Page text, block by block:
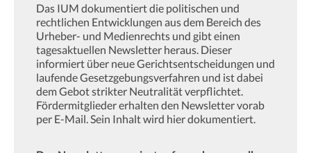
Das IUM dokumentiert die politischen und
rechtlichen Entwicklungen aus dem Bereich des
Urheber- und Medienrechts und gibt einen
tagesaktuellen Newsletter heraus. Dieser
informiert über neue Gerichtsentscheidungen und
laufende Gesetzgebungsverfahren und ist dabei
dem Gebot strikter Neutralität verpflichtet.
Fördermitglieder erhalten den Newsletter vorab
per E-Mail. Sein Inhalt wird hier dokumentiert.